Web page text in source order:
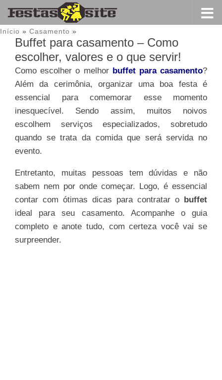
Início » Casamento »
Buffet para casamento – Como
escolher, valores e o que servir!
Como escolher o melhor buffet para casamento?
Além da cerimônia, organizar uma boa festa é
essencial para comemorar esse momento
inesquecível. Sendo assim, muitos noivos
escolhem serviços especializados, sobretudo
quando se trata da comida que será servida no
evento.
Entretanto, muitas pessoas tem dúvidas e não
sabem nem por onde começar. Logo, é essencial
contar com ótimas dicas para contratar o buffet
ideal para seu casamento. Acompanhe o guia
completo e anote tudo, com certeza você vai se
surpreender.